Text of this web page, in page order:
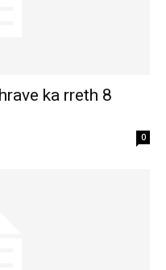
ka rreth 8
0